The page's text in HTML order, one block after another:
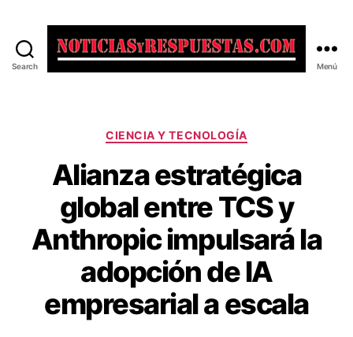
Search Menú
Categorías
CIENCIA Y TECNOLOGÍA
Alianza estratégica
global entre TCS y
Anthropic impulsará la
adopción de IA
empresarial a escala